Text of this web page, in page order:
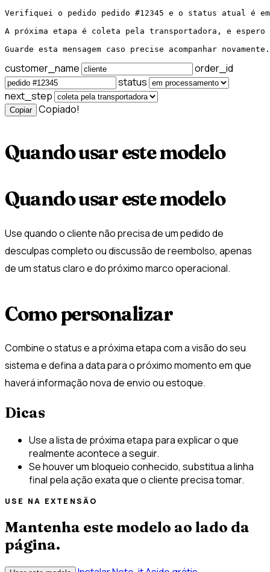
Verifiquei o pedido pedido #12345 e o status atual é em
A próxima etapa é coleta pela transportadora, e
Guarde esta mensagem caso precise acompanhar novamente.
customer_name
order_id
status
next_step
Copiar Copiado!
Quando usar este modelo
Quando usar este modelo
Use quando o cliente não precisa de um pedido de
desculpas completo ou discussão de reembolso, apenas
de um status claro e do próximo marco operacional.
Como personalizar
Combine o status e a próxima etapa com a visão do seu
sistema e defina a data para o próximo momento em que
haverá informação nova de envio ou estoque.
Dicas
Use a lista de próxima etapa para explicar o que
realmente acontece a seguir.
Se houver um bloqueio conhecido, substitua a linha
final pela ação exata que o cliente precisa tomar.
USE NA EXTENSÃO
Mantenha este modelo ao lado da
página.